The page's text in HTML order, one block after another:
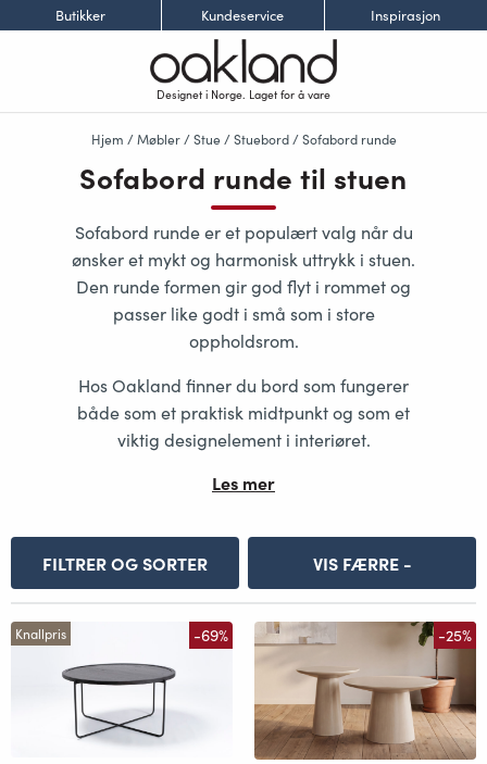
Butikker Kundeservice Inspirasjon
Designet i Norge. Laget for å vare
Hjem /Møbler/Stue/Stuebord/ Sofabord runde
Sofabord runde til stuen
Sofabord runde er et populært valg når du
ønsker et mykt og harmonisk uttrykk i stuen.
Den runde formen gir god flyt i rommet og
passer like godt i små som i store
oppholdsrom.
Hos Oakland finner du bord som fungerer
både som et praktisk midtpunkt og som et
viktig designelement i interiøret.
Les mer
FILTRER OG SORTER VIS FÆRRE -
Knallpris -69% -25%